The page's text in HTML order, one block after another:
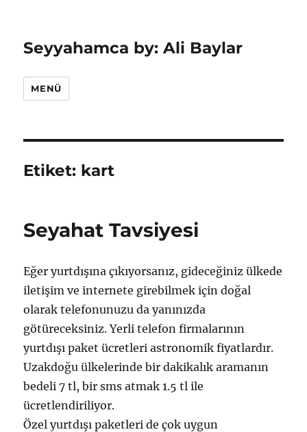
Seyyahamca by: Ali Baylar
MENÜ
Etiket: kart
Seyahat Tavsiyesi
Eğer yurtdışına çıkıyorsanız, gideceğiniz ülkede
iletişim ve internete girebilmek için doğal
olarak telefonunuzu da yanınızda
götüreceksiniz. Yerli telefon firmalarının
yurtdışı paket ücretleri astronomik fiyatlardır.
Uzakdoğu ülkelerinde bir dakikalık aramanın
bedeli 7 tl, bir sms atmak 1.5 tl ile
ücretlendiriliyor.
Özel yurtdışı paketleri de çok uygun